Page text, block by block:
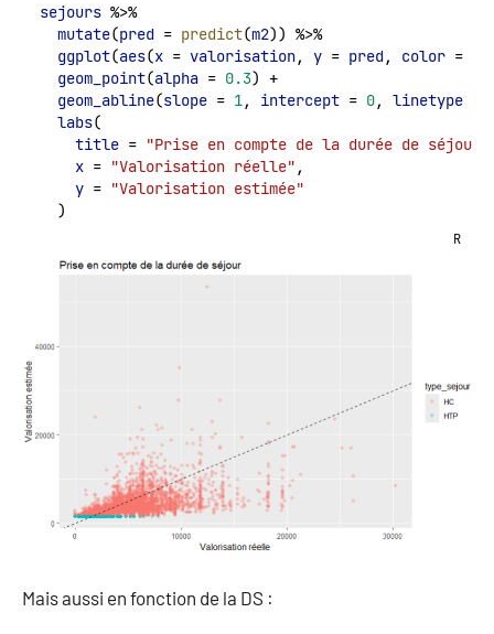
sejours %>%
mutate(pred = predict(m2)) %>%
ggplot(aes(x = valorisation, y = pred, color =
geom_point(alpha = 0.3) +
geom_abline(slope = 1, intercept = 0, linetype
labs(
title = "Prise en compte de la durée de séjour"
x = "Valorisation réelle" ,
y = "Valorisation estimée"
  )
R
Mais aussi en fonction de la DS :